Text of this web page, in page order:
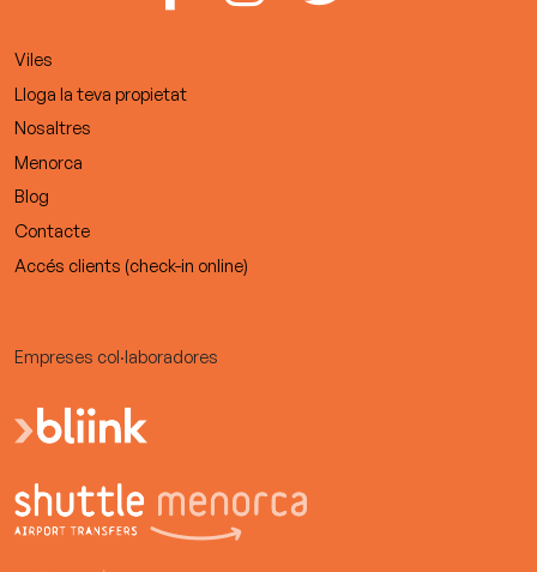
Viles
Lloga la teva propietat
Nosaltres
Menorca
Blog
Contacte
Accés clients (check-in online)
Empreses col·laboradores